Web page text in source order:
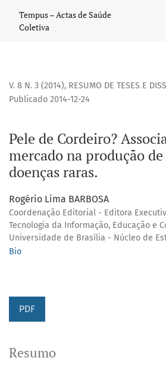
Pele de Cordeiro? Associativismo
Tempus – Actas de Saúde
Coletiva
V. 8 N. 3 (2014), RESUMO DE TESES E
Pele de Cordeiro?
mercado na produção
doenças raras.
Publicado 2014-12-24
Rogério Lima BARBOSA
Coordenação Editorial - Editora
Tecnologia da Informação, Educação e
Universidade de Brasília - Núcleo de
Bio
PDF
Resumo